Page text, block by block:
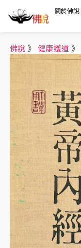
關於佛說
佛說 》 健康護道 》